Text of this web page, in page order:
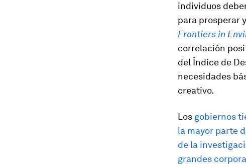
individuos
para prosperar
Frontiers in
correlación
del Índice de
necesidades
creativo.
Los gobiernos
la mayor parte
de la
grandes